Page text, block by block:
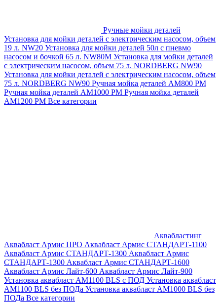
Ручные мойки деталей
Установка для мойки деталей с электрическим насосом, объем
19 л. NW20 Установка для мойки деталей 50л с пневмо
насосом и бочкой 65 л. NW80M Установка для мойки деталей
с электрическим насосом, объем 75 л. NORDBERG NW90
Установка для мойки деталей с электрическим насосом, объем
75 л. NORDBERG NW90 Ручная мойка деталей АМ800 РМ
Ручная мойка деталей АМ1000 РМ Ручная мойка деталей
АМ1200 РМ Все категории
Аквабластинг
Аквабласт Армис ПРО Аквабласт Армис СТАНДАРТ-1100
Аквабласт Армис СТАНДАРТ-1300 Аквабласт Армис
СТАНДАРТ-1300 Аквабласт Армис СТАНДАРТ-1600
Аквабласт Армис Лайт-600 Аквабласт Армис Лайт-900
Установка аквабласт AM1100 BLS с ПОД Установка аквабласт
AM1100 BLS без ПОДа Установка аквабласт AM1000 BLS без
ПОДа Все категории